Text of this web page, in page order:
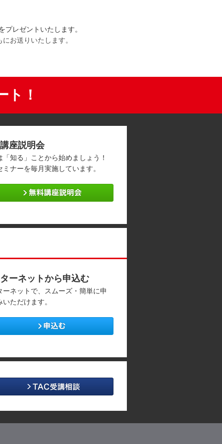
レゼントいたします。
お送りいたします。
ト！
座説明会
「知る」ことから始めましょう！
ミナーを毎月実施しています。
ーネットから申込む
ーネットで、スムーズ・簡単に申
いただけます。